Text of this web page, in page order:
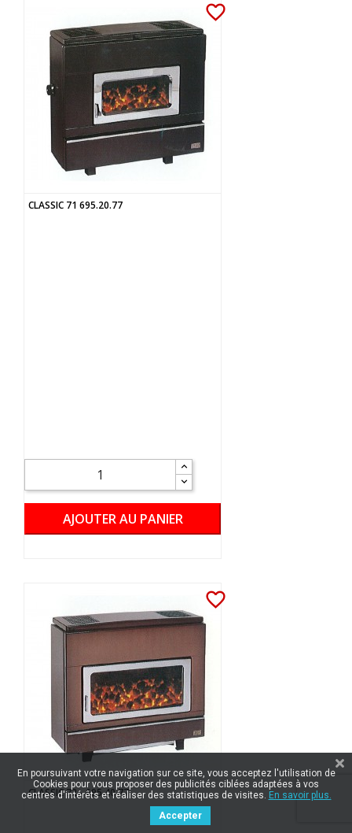
favorite_border
CLASSIC 71 695.20.77
AJOUTER AU PANIER
favorite_border
CLASSIC 72 - 695.40.77
En poursuivant votre navigation sur ce site, vous acceptez l'utilisation de
Cookies pour vous proposer des publicités ciblées adaptées à vos
centres d'intérêts et réaliser des statistiques de visites. En savoir plus.
Accepter